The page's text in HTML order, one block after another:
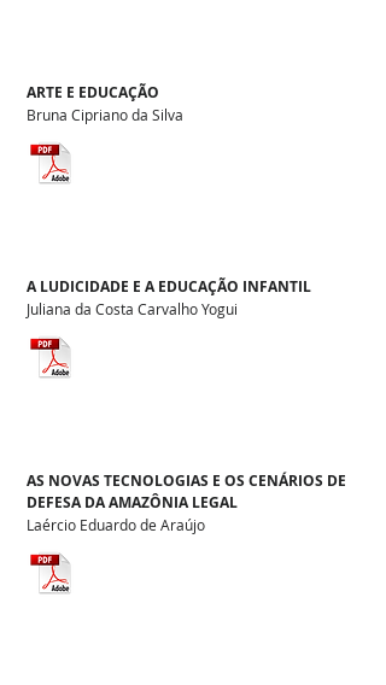
Bruna Cipriano da Silva
ARTE E EDUCAÇÃO
Juliana da Costa Carvalho Yogui
A LUDICIDADE E A EDUCAÇÃO INFANTIL
Laércio Eduardo de Araújo
AS NOVAS TECNOLOGIAS E OS CENÁRIOS DE
DEFESA DA AMAZÔNIA LEGAL